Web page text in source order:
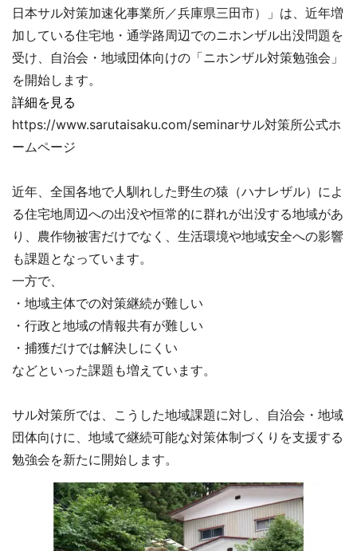
日本サル対策加速化事業所／兵庫県三田市）」は、近年増
加している住宅地・通学路周辺でのニホンザル出没問題を
受け、自治会・地域団体向けの「ニホンザル対策勉強会」
を開始します。
詳細を見る
https://www.sarutaisaku.com/seminarサル対策所公式ホ
ームページ
近年、全国各地で人馴れした野生の猿（ハナレザル）によ
る住宅地周辺への出没や恒常的に群れが出没する地域があ
り、農作物被害だけでなく、生活環境や地域安全への影響
も課題となっています。
一方で、
・地域主体での対策継続が難しい
・行政と地域の情報共有が難しい
・捕獲だけでは解決しにくい
などといった課題も増えています。
サル対策所では、こうした地域課題に対し、自治会・地域
団体向けに、地域で継続可能な対策体制づくりを支援する
勉強会を新たに開始します。